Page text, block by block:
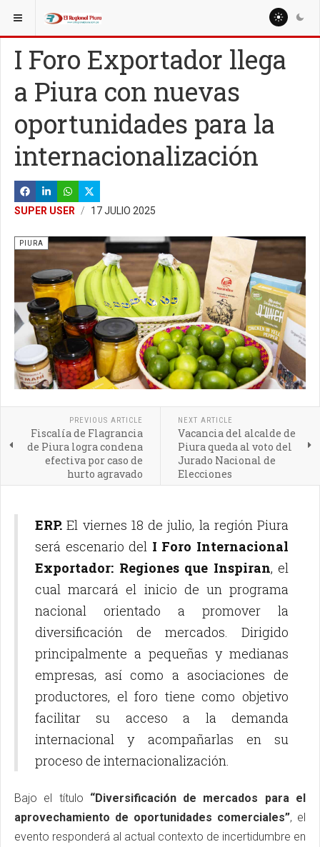
ESTÁ AQUÍ: REGIÓN PIURA
I Foro Exportador llega
a Piura con nuevas
oportunidades para la
internacionalización
SUPER USER 17 JULIO 2025
PIURA
PREVIOUS ARTICLE
Fiscalía de Flagrancia
de Piura logra condena
efectiva por caso de
hurto agravado
NEXT ARTICLE
Vacancia del alcalde de
Piura queda al voto del
Jurado Nacional de
Elecciones
ERP.El viernes 18 de julio, la región Piura
será escenario del I Foro Internacional
Exportador: Regiones que Inspiran, el
cual marcará el inicio de un programa
nacional orientado a promover la
diversificación de mercados. Dirigido
principalmente a pequeñas y medianas
empresas, así como a asociaciones de
productores, el foro tiene como objetivo
facilitar su acceso a la demanda
internacional y acompañarlas en su
proceso de internacionalización.
Bajo el título “Diversificación de mercados para el
aprovechamiento de oportunidades comerciales”, el
evento responderá al actual contexto de incertidumbre en